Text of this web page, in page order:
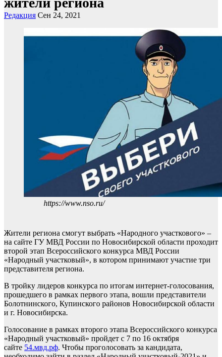
Редакция Сен 24, 2021
https://www.nso.ru/
Жители региона смогут выбрать «Народного участкового» –
на сайте ГУ МВД России по Новосибирской области проходит
второй этап Всероссийского конкурса МВД России
«Народный участковый», в котором принимают участие три
представителя региона.
В тройку лидеров конкурса по итогам интернет-голосования,
прошедшего в рамках первого этапа, вошли представители
Болотнинского, Купинского районов Новосибирской области
и г. Новосибирска.
Голосование в рамках второго этапа Всероссийского конкурса
«Народный участковый» пройдет с 7 по 16 октября
сайте 54.мвд.рф. Чтобы проголосовать за кандидата,